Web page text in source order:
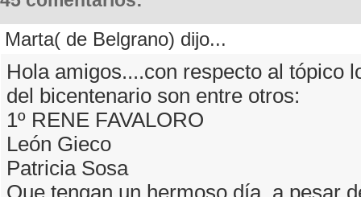
Marta( de Belgrano) dijo...
Hola amigos....con respecto al tópico
del bicentenario son entre otros:
1º RENE FAVALORO
León Gieco
Patricia Sosa